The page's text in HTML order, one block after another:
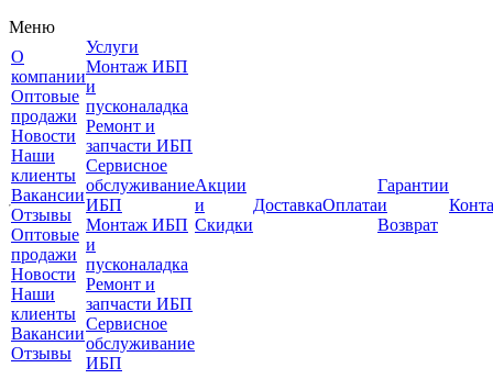
Меню
О
компании
Оптовые
продажи
Новости
Наши
клиенты
Вакансии
Отзывы
Оптовые
продажи
Новости
Наши
клиенты
Вакансии
Отзывы
Услуги
Монтаж ИБП
и
пусконаладка
Ремонт и
запчасти ИБП
Сервисное
обслуживание
ИБП
Монтаж ИБП
и
пусконаладка
Ремонт и
запчасти ИБП
Сервисное
обслуживание
ИБП
Акции
и
Скидки
ДоставкаОплата
Гарантии
и
Возврат